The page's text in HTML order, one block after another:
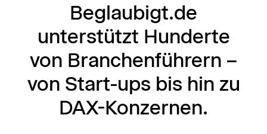
Beglaubigt.de
unterstützt Hunderte
von Branchenführern –
von Start-ups bis hin zu
DAX-Konzernen.